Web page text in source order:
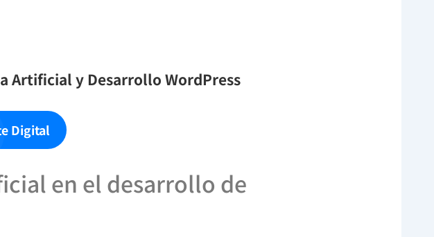
Artificial y Desarrollo WordPress
Digital
en el desarrollo de